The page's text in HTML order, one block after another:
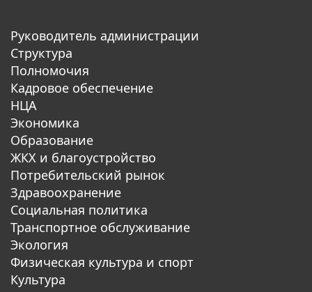
Руководитель администрации
Структура
Полномочия
Кадровое обеспечение
НЦА
Экономика
Образование
ЖКХ и благоустройство
Потребительский рынок
Здравоохранение
Социальная политика
Транспортное обслуживание
Экология
Физическая культура и спорт
Культура